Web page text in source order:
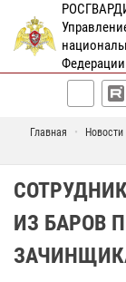
Главная Новости
ИЗ БАРОВ